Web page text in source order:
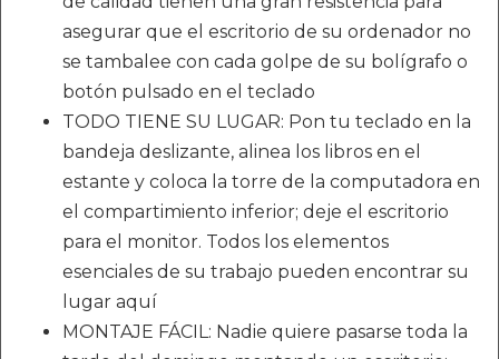
asegurar que el escritorio de su ordenador no
se tambalee con cada golpe de su bolígrafo o
botón pulsado en el teclado
TODO TIENE SU LUGAR: Pon tu teclado en la
bandeja deslizante, alinea los libros en el
estante y coloca la torre de la computadora en
el compartimiento inferior; deje el escritorio
para el monitor. Todos los elementos
esenciales de su trabajo pueden encontrar su
lugar aquí
MONTAJE FÁCIL: Nadie quiere pasarse toda la